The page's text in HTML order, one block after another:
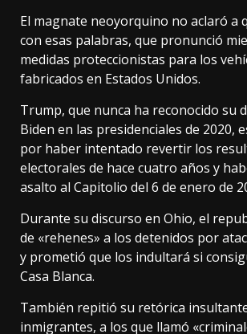
El magnate neoyorquino no aclaró a
con esas palabras, que pronunció
medidas proteccionistas para los
fabricados en Estados Unidos.
Trump, que nunca ha reconocido su
Biden en las presidenciales de 2020,
por haber intentado revertir los
electorales de hace cuatro años y
asalto al Capitolio del 6 de enero de
Durante su discurso en Ohio, el
de «rehenes» a los detenidos por
y prometió que los indultará si
Casa Blanca.
También repitió su retórica
inmigrantes, a los que llamó